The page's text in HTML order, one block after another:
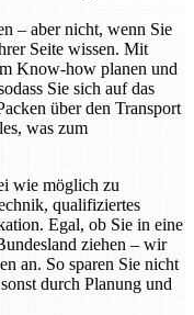
– aber nicht, wenn Sie
Seite wissen. Mit
Know-how planen und
Sie sich auf das
über den Transport
was zum
wie möglich zu
qualifiziertes
Egal, ob Sie in eine
ziehen – wir
an. So sparen Sie nicht
durch Planung und